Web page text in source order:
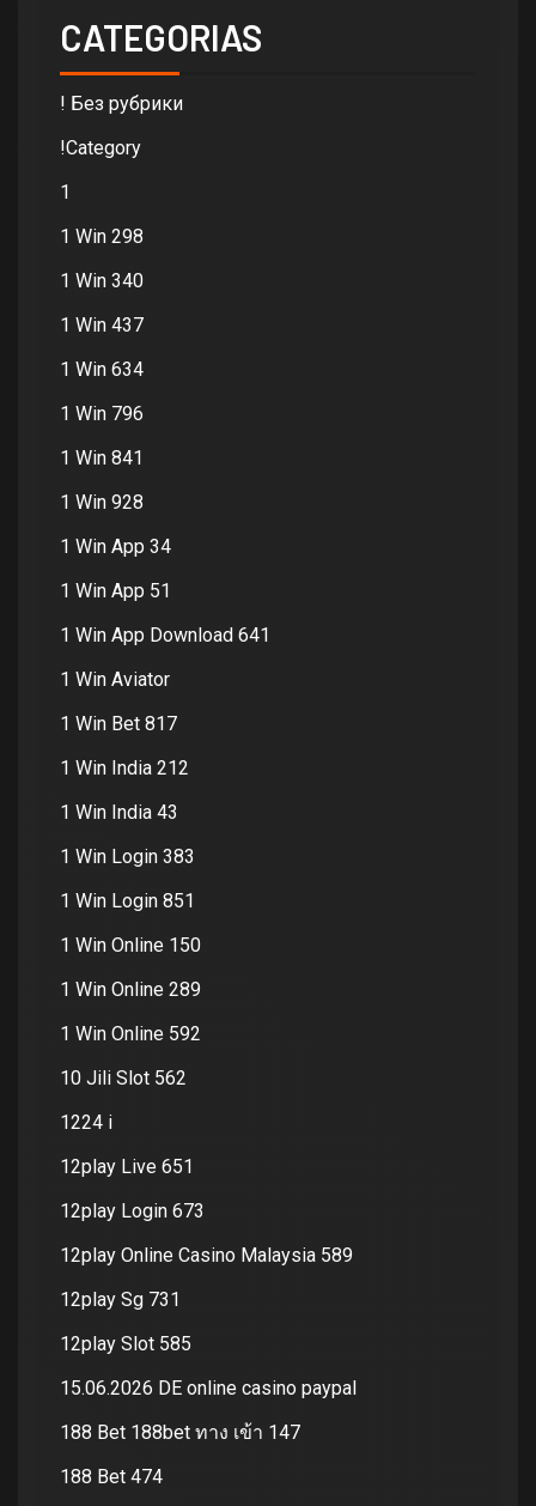
CATEGORIAS
! Без рубрики
!Category
1
1 Win 298
1 Win 340
1 Win 437
1 Win 634
1 Win 796
1 Win 841
1 Win 928
1 Win App 34
1 Win App 51
1 Win App Download 641
1 Win Aviator
1 Win Bet 817
1 Win India 212
1 Win India 43
1 Win Login 383
1 Win Login 851
1 Win Online 150
1 Win Online 289
1 Win Online 592
10 Jili Slot 562
1224 i
12play Live 651
12play Login 673
12play Online Casino Malaysia 589
12play Sg 731
12play Slot 585
15.06.2026 DE online casino paypal
188 Bet 188bet ทาง เข้า 147
188 Bet 474